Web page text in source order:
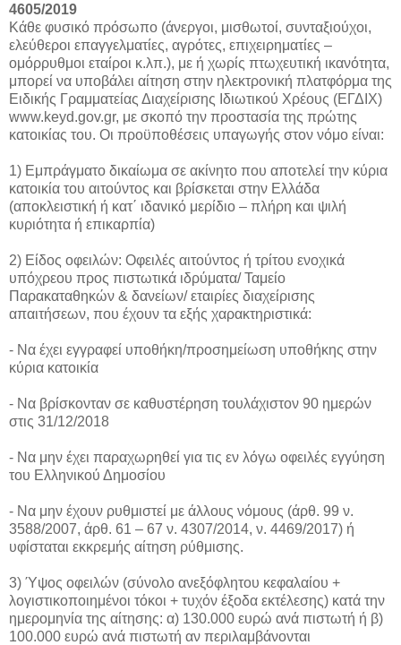
4605/2019
Κάθε φυσικό πρόσωπο (άνεργοι, μισθωτοί, συνταξιούχοι,
ελεύθεροι επαγγελματίες, αγρότες, επιχειρηματίες –
ομόρρυθμοι εταίροι κ.λπ.), με ή χωρίς πτωχευτική ικανότητα,
μπορεί να υποβάλει αίτηση στην ηλεκτρονική πλατφόρμα της
Ειδικής Γραμματείας Διαχείρισης Ιδιωτικού Χρέους (ΕΓΔΙΧ)
www.keyd.gov.gr, με σκοπό την προστασία της πρώτης
κατοικίας του. Οι προϋποθέσεις υπαγωγής στον νόμο είναι:
1) Εμπράγματο δικαίωμα σε ακίνητο που αποτελεί την κύρια
κατοικία του αιτούντος και βρίσκεται στην Ελλάδα
(αποκλειστική ή κατ΄ ιδανικό μερίδιο – πλήρη και ψιλή
κυριότητα ή επικαρπία)
2) Είδος οφειλών: Οφειλές αιτούντος ή τρίτου ενοχικά
υπόχρεου προς πιστωτικά ιδρύματα/ Ταμείο
Παρακαταθηκών & δανείων/ εταιρίες διαχείρισης
απαιτήσεων, που έχουν τα εξής χαρακτηριστικά:
- Να έχει εγγραφεί υποθήκη/προσημείωση υποθήκης στην
κύρια κατοικία
- Να βρίσκονταν σε καθυστέρηση τουλάχιστον 90 ημερών
στις 31/12/2018
- Να μην έχει παραχωρηθεί για τις εν λόγω οφειλές εγγύηση
του Ελληνικού Δημοσίου
- Να μην έχουν ρυθμιστεί με άλλους νόμους (άρθ. 99 ν.
3588/2007, άρθ. 61 – 67 ν. 4307/2014, ν. 4469/2017) ή
υφίσταται εκκρεμής αίτηση ρύθμισης.
3) Ύψος οφειλών (σύνολο ανεξόφλητου κεφαλαίου +
λογιστικοποιημένοι τόκοι + τυχόν έξοδα εκτέλεσης) κατά την
ημερομηνία της αίτησης: α) 130.000 ευρώ ανά πιστωτή ή β)
100.000 ευρώ ανά πιστωτή αν περιλαμβάνονται